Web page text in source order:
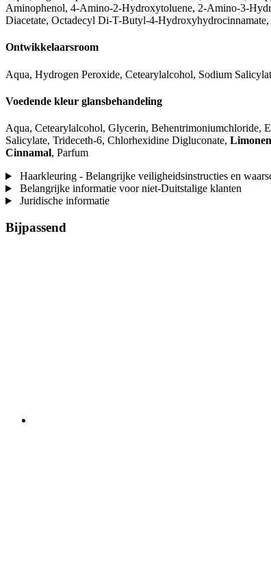
Aminophenol, 4-Amino-2-Hydroxytoluene, 2-Amino-3-
Diacetate, Octadecyl Di-T-Butyl-4-
Ontwikkelaarsroom
Aqua, Hydrogen Peroxide, Cetearylalcohol, Sodium
Voedende kleur glansbehandeling
Aqua, Cetearylalcohol, Glycerin, Behentrimoniumchloride,
Salicylate, Trideceth-6, Chlorhexidine Digluconate,
Cinnamal, Parfum
Haarkleuring - Belangrijke veiligheidsinstructies en
Belangrijke informatie voor niet-Duitstalige klanten
Juridische informatie
Bijpassend